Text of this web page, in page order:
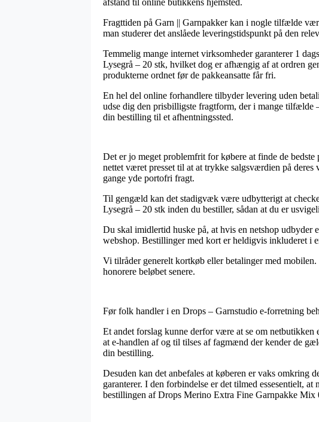
Fragttiden på Garn || Garnpakker kan i nogle tilfælde
man studerer det anslåede leveringstidspunkt på den
Temmelig mange internet virksomheder garanterer 1
Lysegrå – 20 stk, hvilket dog er afhængig af at ordren
produkterne ordnet før de pakkeansatte får fri.
En hel del online forhandlere tilbyder levering uden
udse dig den prisbilligste fragtform, der i mange
din bestilling til et afhentningssted.
Det er jo meget problemfrit for købere at finde de
nettet været presset til at at trykke salgsværdien på
gange yde portofri fragt.
Til gengæld kan det stadigvæk være udbytterigt at
Lysegrå – 20 stk inden du bestiller, sådan at du er
Du skal imidlertid huske på, at hvis en netshop
webshop. Bestillinger med kort er heldigvis inkluderet
Vi tilråder generelt kortkøb eller betalinger med
honorere beløbet senere.
Før folk handler i en Drops – Garnstudio e-forretning
Et andet forslag kunne derfor være at se om
at e-handlen af og til tilses af fagmænd der kender de
din bestilling.
Desuden kan det anbefales at køberen er vaks omkring
garanterer. I den forbindelse er det tilmed essesentielt,
bestillingen af Drops Merino Extra Fine Garnpakke